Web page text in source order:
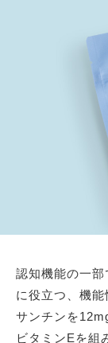
認知機能の一
に役立つ、機
サンチンを
ビタミンEを組